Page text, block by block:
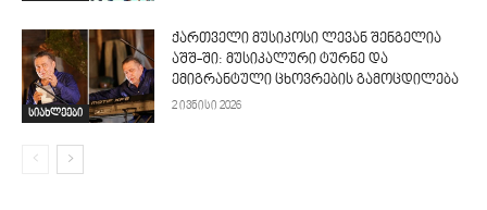
სიახლეები
ქართველი მუსიკოსი ლევან შენგელია
აშშ-ში: მუსიკალური ტურნე და
ემიგრანტული ცხოვრების გამოცდილება
2 ივნისი 2026